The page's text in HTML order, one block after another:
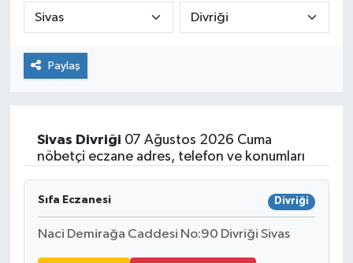
Paylaş
Sivas Divriği 07 Ağustos 2026 Cuma
nöbetçi eczane adres, telefon ve konumları
Sıfa Eczanesi Divriği
Naci Demirağa Caddesi No:90 Divriği Sivas